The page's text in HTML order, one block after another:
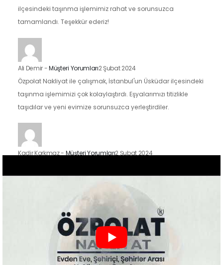
ilçesindeki taşınma işlemimiz rahat ve sorunsuzca
tamamlandı. Teşekkür ederiz!
Ali Demir-Müşteri Yorumları2 Şubat 2024
Özpolat Nakliyat ile çalışmak, İstanbul'un Üsküdar ilçesindeki
taşınma işlemimizi çok kolaylaştırdı. Eşyalarımızı titizlikle
taşıdılar ve yeni evimize sorunsuzca yerleştirdiler.
Kadir Korkmaz- Müşteri Yorumları2 Şubat 2024
Nakliyat'ın hizmetlerinden faydalandık ve sonuçtan çok
-Müşteri Yorumları2 Şubat 2024